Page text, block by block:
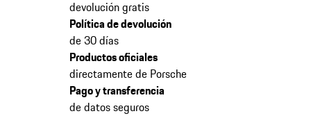
devolución gratis
Política de devolución
de 30 días
Productos oficiales
directamente de Porsche
Pago y transferencia
de datos seguros